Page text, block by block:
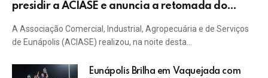
presidir a ACIASE e anuncia a retomada do
A Associação Comercial, Industrial, Agropecuária e de Serviços
de Eunápolis (ACIASE) realizou, na noite desta…
Eunápolis Brilha em Vaquejada com